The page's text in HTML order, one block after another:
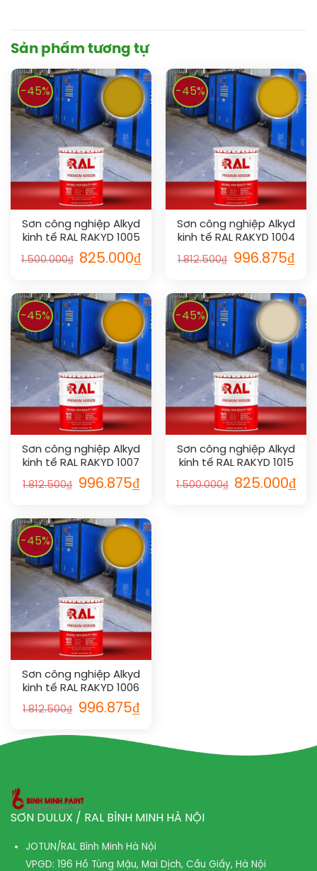
Sản phẩm tương tự
-45%
Sơn công nghiệp Alkyd
kinh tế RAL RAKYD 1005
1.500.000₫ 825.000₫
-45%
Sơn công nghiệp Alkyd
kinh tế RAL RAKYD 1004
1.812.500₫ 996.875₫
-45%
Sơn công nghiệp Alkyd
kinh tế RAL RAKYD 1007
1.812.500₫ 996.875₫
-45%
Sơn công nghiệp Alkyd
kinh tế RAL RAKYD 1015
1.500.000₫ 825.000₫
-45%
Sơn công nghiệp Alkyd
kinh tế RAL RAKYD 1006
1.812.500₫ 996.875₫
SƠN DULUX / RAL BÌNH MINH HÀ NỘI
JOTUN/RAL Bình Minh Hà Nội
VPGD: 196 Hồ Tùng Mậu, Mai Dịch, Cầu Giấy, Hà Nội